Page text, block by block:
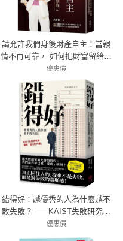
請允許我們身後財產自主：當親
情不再可靠， 如何把財富留給真
正值得的人
優惠價
79折 363元
錯得好：越優秀的人為什麼越不
敢失敗？——KAIST失敗研究所
揭開「成功的代價」
優惠價
79折 395元